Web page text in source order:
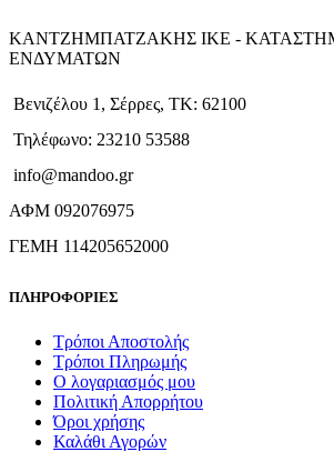
ΚΑΝΤΖΗΜΠΑΤΖΑΚΗΣ ΙΚΕ -
ΕΝΔΥΜΑΤΩΝ
Βενιζέλου 1, Σέρρες, ΤΚ: 62100
Τηλέφωνο: 23210 53588
info@mandoo.gr
ΑΦΜ 092076975
ΓΕΜΗ 114205652000
ΠΛΗΡΟΦΟΡΙΕΣ
Τρόποι Αποστολής
Τρόποι Πληρωμής
Ο λογαριασμός μου
Πολιτική Απορρήτου
Όροι χρήσης
Καλάθι Αγορών